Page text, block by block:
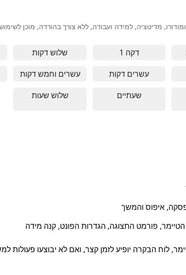
מדיטציה, למידה ועבודה, ללא צורך בהורדה, מוכן
שניות - מושלם להפסקות מהירות, תרגול נשימות וקירור
דקה 1
טיימר של דקה אחת - מתאים למשימות
שלוש דקות
שלוש דקות -
קצרה, תרגול מדיטציה ולמידה ממוקדת שעון עצר
של רבע שעה - מתאים ללמידה ממוקדת, משימות עבודה
עשרים דקות
עשרים דקות - מתאים לעבודה ממוקדת,
עשרים וחמש דקות
עשרים וחמש
ממושכת, מיקוד עמוק ומשימות למידה
שעתיים שלוש שעות
לוח הבקרה יופיע לזמן קצר, ואם לא יבוצעו פעולות